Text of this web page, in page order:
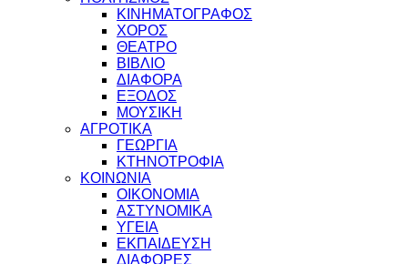
ΚΙΝΗΜΑΤΟΓΡΑΦΟΣ
ΧΟΡΟΣ
ΘΕΑΤΡΟ
ΒΙΒΛΙΟ
ΔΙΑΦΟΡΑ
ΕΞΟΔΟΣ
ΜΟΥΣΙΚΗ
ΑΓΡΟΤΙΚΑ
ΓΕΩΡΓΙΑ
ΚΤΗΝΟΤΡΟΦΙΑ
ΚΟΙΝΩΝΙΑ
ΟΙΚΟΝΟΜΙΑ
ΑΣΤΥΝΟΜΙΚΑ
ΥΓΕΙΑ
ΕΚΠΑΙΔΕΥΣΗ
ΔΙΑΦΟΡΕΣ